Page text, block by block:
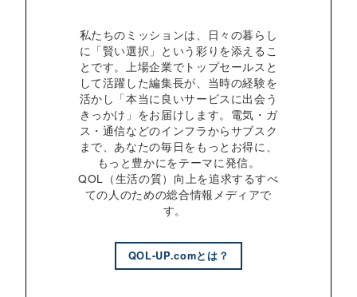
私たちのミッションは、日々の暮らし
に「賢い選択」という彩りを添えるこ
とです。上場企業でトップセールスと
して活躍した編集長が、当時の経験を
活かし「本当に良いサービスに出会う
きっかけ」をお届けします。電気・ガ
ス・通信などのインフラからサブスク
まで、あなたの毎日をもっとお得に、
もっと豊かにをテーマに発信。
QOL（生活の質）向上を追求するすべ
ての人のための総合情報メディアで
す。
QOL-UP.comとは？